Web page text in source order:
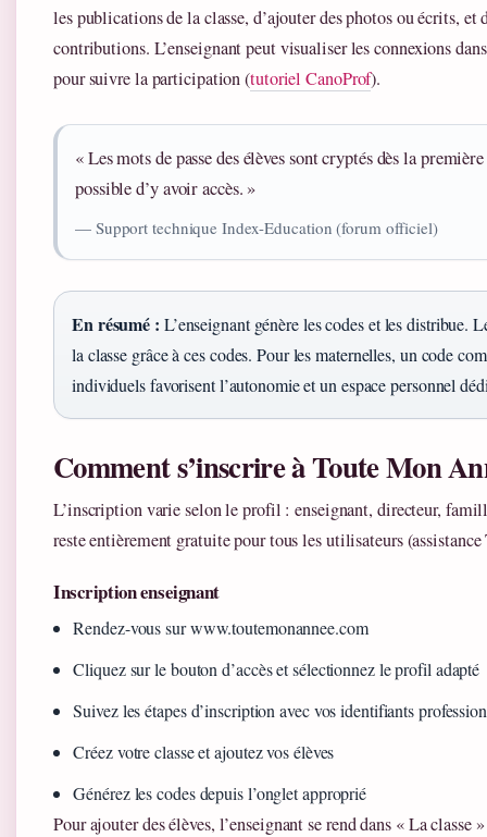
les publications de la classe, d’ajouter des photos ou écrits, et
contributions. L’enseignant peut visualiser les connexions
pour suivre la participation (tutoriel CanoProf).
« Les mots de passe des élèves sont cryptés dès la
possible d’y avoir accès. »
— Support technique Index-Education (forum officiel)
En résumé : L’enseignant génère les codes et les distribue.
la classe grâce à ces codes. Pour les maternelles, un code
individuels favorisent l’autonomie et un espace personnel
Comment s’inscrire à Toute Mon
L’inscription varie selon le profil : enseignant, directeur,
reste entièrement gratuite pour tous les utilisateurs
Inscription enseignant
Rendez-vous sur www.toutemonannee.com
Cliquez sur le bouton d’accès et sélectionnez le profil adapté
Suivez les étapes d’inscription avec vos identifiants
Créez votre classe et ajoutez vos élèves
Générez les codes depuis l’onglet approprié
Pour ajouter des élèves, l’enseignant se rend dans « La classe